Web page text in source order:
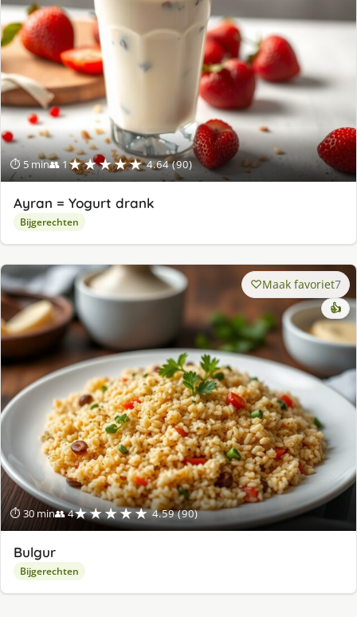
⏱ 5 min👥 1★★★★★ 4.64 (90)
Ayran = Yogurt drank
Bijgerechten
⏱ 30 min👥 4★★★★★ 4.59 (90)
Maak favoriet7
👍
Bulgur
Bijgerechten